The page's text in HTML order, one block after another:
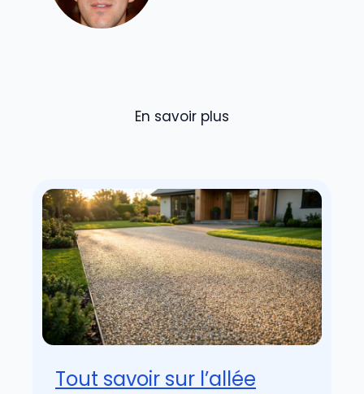
En savoir plus
Tout savoir sur l’allée